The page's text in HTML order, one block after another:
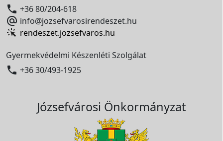
 +36 80/204-618
 info@jozsefvarosirendeszet.hu
rendeszet.jozsefvaros.hu
Gyermekvédelmi Készenléti Szolgálat
 +36 30/493-1925
Józsefvárosi Önkormányzat